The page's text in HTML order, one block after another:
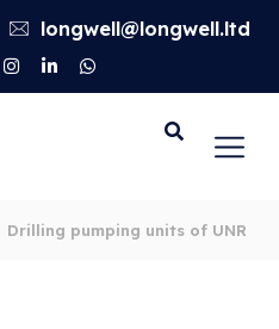
longwell@longwell.ltd
Go
Drilling pumping units of UNR